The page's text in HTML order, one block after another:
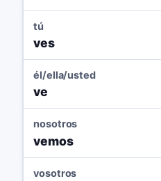
tú
ves
él/ella/usted
ve
nosotros
vemos
vosotros